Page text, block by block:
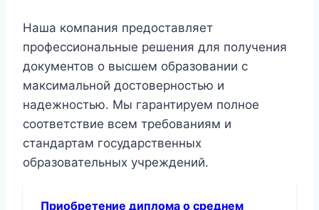
Наша компания предоставляет
профессиональные решения для получения
документов о высшем образовании с
максимальной достоверностью и
надежностью. Мы гарантируем полное
соответствие всем требованиям и
стандартам государственных
образовательных учреждений.
Приобретение диплома о среднем